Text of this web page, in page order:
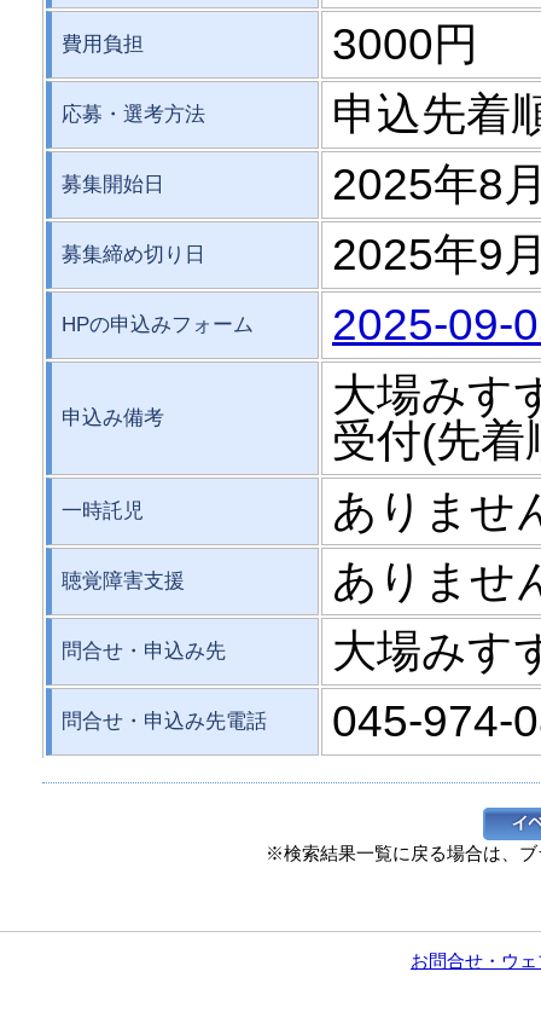
費用負担 3000円
応募・選考方法 申込先着
募集開始日 2025年8
募集締め切り日 2025年9
HPの申込みフォーム 2025-09-
申込み備考
大場みす
受付(先着
一時託児 ありませ
聴覚障害支援 ありませ
問合せ・申込み先 大場みす
問合せ・申込み先電話 045-974-
※検索結果一覧に戻る場合は、
お問合せ・ウ